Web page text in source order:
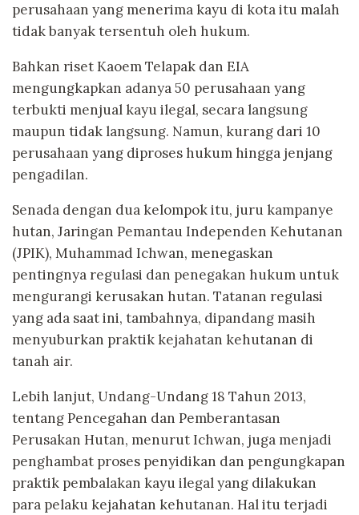
perusahaan yang menerima kayu di kota itu malah
tidak banyak tersentuh oleh hukum.
Bahkan riset Kaoem Telapak dan EIA
mengungkapkan adanya 50 perusahaan yang
terbukti menjual kayu ilegal, secara langsung
maupun tidak langsung. Namun, kurang dari 10
perusahaan yang diproses hukum hingga jenjang
pengadilan.
Senada dengan dua kelompok itu, juru kampanye
hutan, Jaringan Pemantau Independen Kehutanan
(JPIK), Muhammad Ichwan, menegaskan
pentingnya regulasi dan penegakan hukum untuk
mengurangi kerusakan hutan. Tatanan regulasi
yang ada saat ini, tambahnya, dipandang masih
menyuburkan praktik kejahatan kehutanan di
tanah air.
Lebih lanjut, Undang-Undang 18 Tahun 2013,
tentang Pencegahan dan Pemberantasan
Perusakan Hutan, menurut Ichwan, juga menjadi
penghambat proses penyidikan dan pengungkapan
praktik pembalakan kayu ilegal yang dilakukan
para pelaku kejahatan kehutanan. Hal itu terjadi